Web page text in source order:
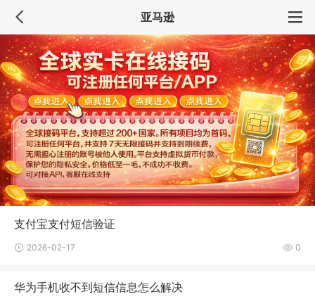
亚马逊
支付宝支付短信验证
2026-02-17 0
华为手机收不到短信信息怎么解决